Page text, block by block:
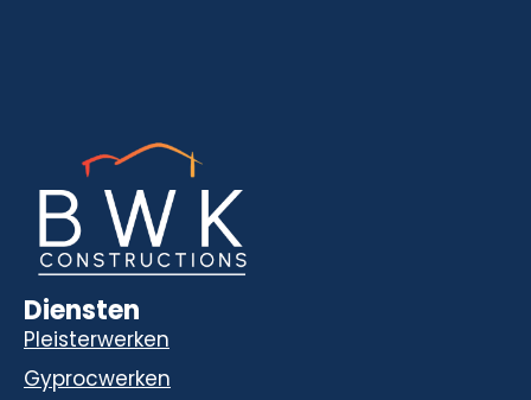
Diensten
Pleisterwerken
Gyprocwerken